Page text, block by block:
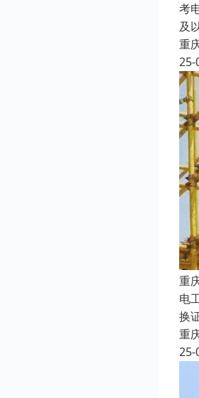
考
及
重
25-
重
电
换
重
25-